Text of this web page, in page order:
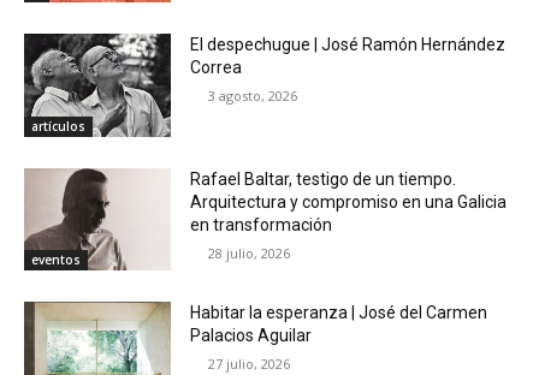
artículos
El despechugue | José Ramón Hernández
Correa
3 agosto, 2026
eventos
Rafael Baltar, testigo de un tiempo.
Arquitectura y compromiso en una Galicia
en transformación
28 julio, 2026
Habitar la esperanza | José del Carmen
Palacios Aguilar
27 julio, 2026